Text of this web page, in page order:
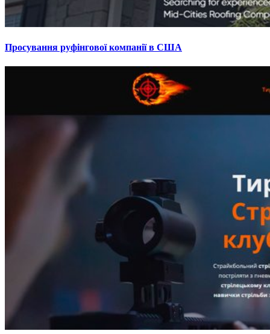
Просування руфінгової компанії в США